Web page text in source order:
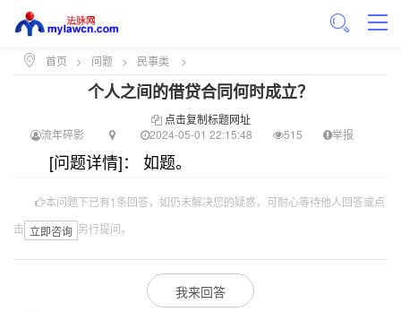
首页 > 问题 > 民事类 >
个人之间的借贷合同何时成立？
点击复制标题网址
流年碎影
2024-05-01 22:15:48 515 举报
[问题详情]： 如题。
本问题下已有1条回答，如仍未解决您的疑惑，可耐心等待他人回答或点
击 立即咨询 另行提问。
我来回答